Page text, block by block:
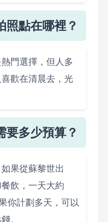
照點在哪裡？
門選擇，但人多
歡在清晨去，光
要多少預算？
果從蘇黎世出
飲，一天大約
你計劃多天，可以
。